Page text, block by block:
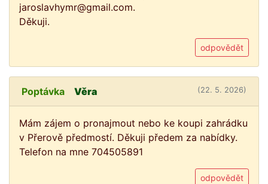
jaroslavhymr@gmail.com.
Děkuji.
odpovědět
Poptávka Věra (22. 5. 2026)
Mám zájem o pronajmout nebo ke koupi zahrádku
v Přerově předmostí. Děkuji předem za nabídky.
Telefon na mne 704505891
odpovědět